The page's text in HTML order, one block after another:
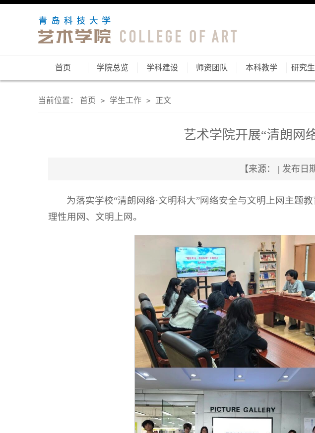
首页 学院总览 学科建设 师资团队 本科教学 研究
当前位置： 首页 > 学生工作 > 正文
艺术学院开展“清朗网
【来源： | 发布日
为落实学校“清朗网络·文明科大”网络安全与文明上网主题
理性用网、文明上网。